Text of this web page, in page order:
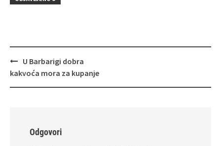
Navigacija
objava
U Barbarigi dobra
kakvoća mora za kupanje
Odgovori